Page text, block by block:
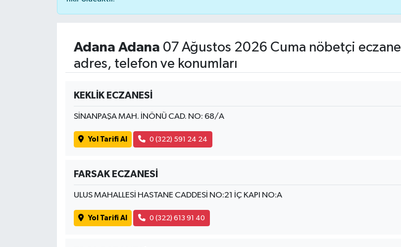
Adana Adana 07 Ağustos 2026 Cuma nöbetçi eczane
adres, telefon ve konumları
KEKLİK ECZANESİ
SİNANPAŞA MAH. İNÖNÜ CAD. NO: 68/A
Yol Tarifi Al 0 (322) 591 24 24
FARSAK ECZANESİ
ULUS MAHALLESİ HASTANE CADDESİ NO:21 İÇ KAPI NO:A
Yol Tarifi Al 0 (322) 613 91 40